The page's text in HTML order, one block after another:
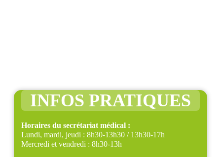
INFOS PRATIQUES
Horaires du secrétariat médical :
Lundi, mardi, jeudi : 8h30-13h30 / 13h30-17h
Mercredi et vendredi : 8h30-13h